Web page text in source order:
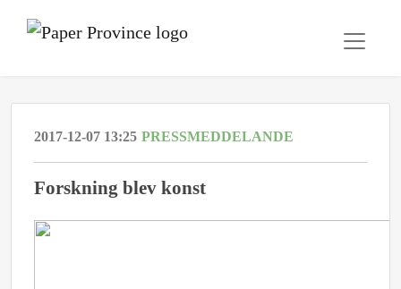
2017-12-07 13:25 PRESSMEDDELANDE
Forskning blev konst